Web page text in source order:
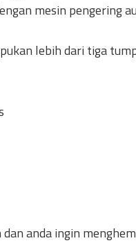
mesin pengering
lebih dari tiga
anda ingin